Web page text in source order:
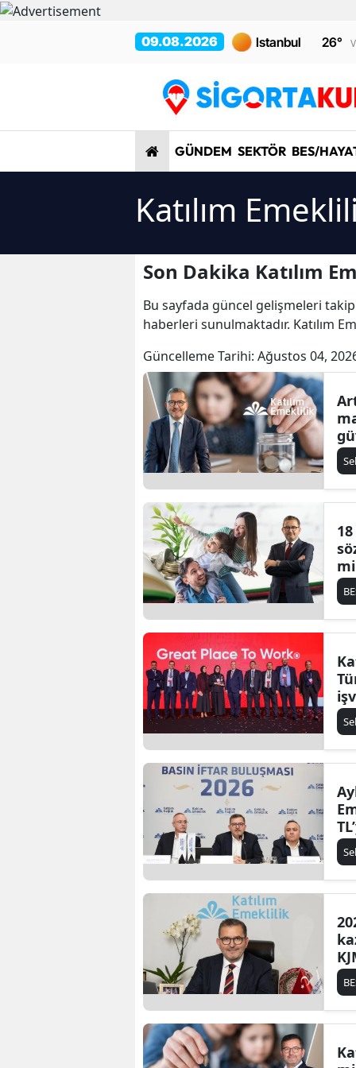
09.08.2026 26°
GÜNDEM SEKTÖR BES/
Katılım
Son Dakika Katılım
Bu sayfada güncel gelişmeleri
haberleri sunulmaktadır. Katılım
Güncelleme Tarihi: Ağustos 04,